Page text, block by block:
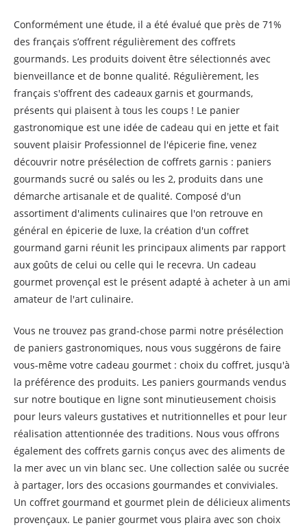
Conformément une étude, il a été évalué que près de 71%
des français s’offrent régulièrement des coffrets
gourmands. Les produits doivent être sélectionnés avec
bienveillance et de bonne qualité. Régulièrement, les
français s'offrent des cadeaux garnis et gourmands,
présents qui plaisent à tous les coups ! Le panier
gastronomique est une idée de cadeau qui en jette et fait
souvent plaisir Professionnel de l'épicerie fine, venez
découvrir notre présélection de coffrets garnis : paniers
gourmands sucré ou salés ou les 2, produits dans une
démarche artisanale et de qualité. Composé d'un
assortiment d'aliments culinaires que l'on retrouve en
général en épicerie de luxe, la création d'un coffret
gourmand garni réunit les principaux aliments par rapport
aux goûts de celui ou celle qui le recevra. Un cadeau
gourmet provençal est le présent adapté à acheter à un ami
amateur de l'art culinaire.
Vous ne trouvez pas grand-chose parmi notre présélection
de paniers gastronomiques, nous vous suggérons de faire
vous-même votre cadeau gourmet : choix du coffret, jusqu'à
la préférence des produits. Les paniers gourmands vendus
sur notre boutique en ligne sont minutieusement choisis
pour leurs valeurs gustatives et nutritionnelles et pour leur
réalisation attentionnée des traditions. Nous vous offrons
également des coffrets garnis conçus avec des aliments de
la mer avec un vin blanc sec. Une collection salée ou sucrée
à partager, lors des occasions gourmandes et conviviales.
Un coffret gourmand et gourmet plein de délicieux aliments
provençaux. Le panier gourmet vous plaira avec son choix